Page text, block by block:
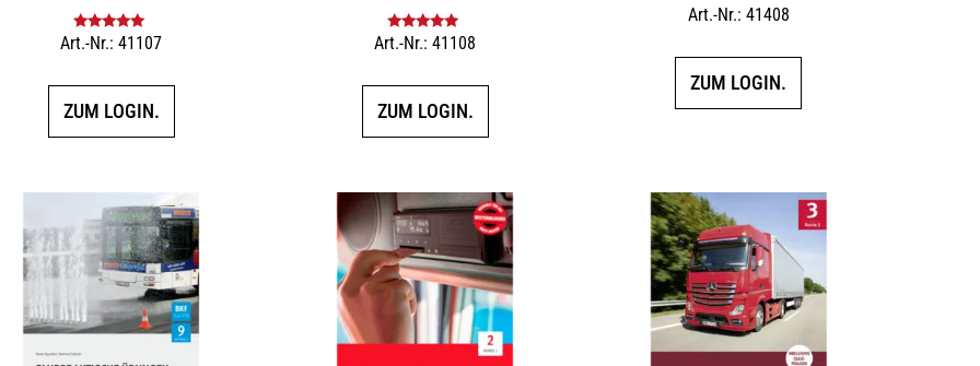
Bewertet mit
Art.-Nr.: 41107
ZUM LOGIN.
Bewertet mit
Art.-Nr.: 41108
ZUM LOGIN.
Art.-Nr.: 41408
ZUM LOGIN.